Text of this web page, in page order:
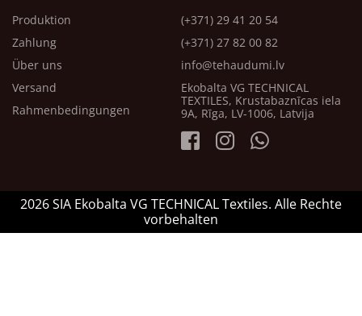
Produktion
Zahlung
Über uns
Versand
Rahmenbedingungen
(+371) 29 41 20 54
(+371) 27 82 00 82
info@tehaudumi.lv
Ekobalta VG TECHNICAL
TEXTILES, Krustabaznīcas iela
9A, Rīga, LV-1006, Latvija
2026 SIA Ekobalta VG TECHNICAL Textiles. Alle Rechte
vorbehalten